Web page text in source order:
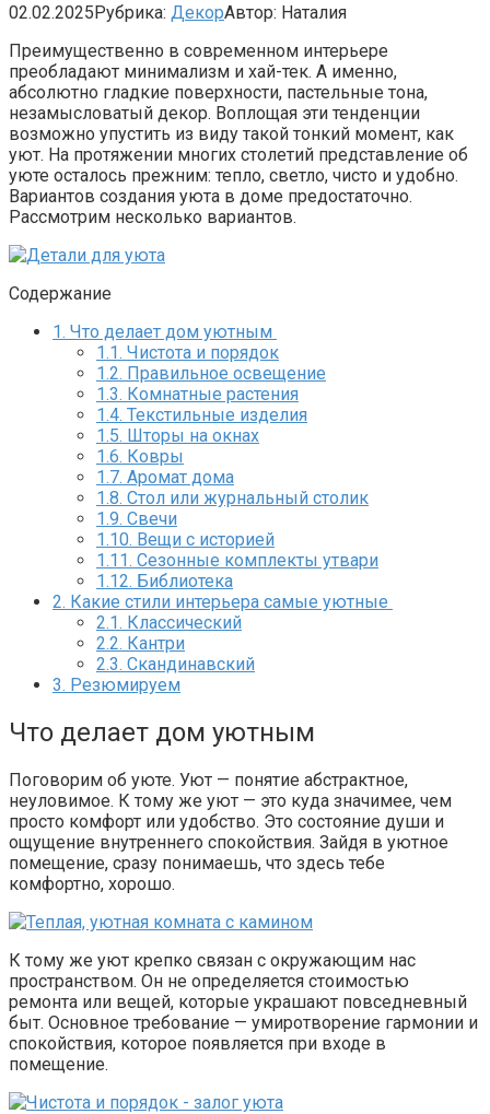
02.02.2025Рубрика: ДекорАвтор: Наталия
Преимущественно в современном интерьере
преобладают минимализм и хай-тек. А именно,
абсолютно гладкие поверхности, пастельные тона,
незамысловатый декор. Воплощая эти тенденции
возможно упустить из виду такой тонкий момент, как
уют. На протяжении многих столетий представление об
уюте осталось прежним: тепло, светло, чисто и удобно.
Вариантов создания уюта в доме предостаточно.
Рассмотрим несколько вариантов.
Содержание
1. Что делает дом уютным
1.1. Чистота и порядок
1.2. Правильное освещение
1.3. Комнатные растения
1.4. Текстильные изделия
1.5. Шторы на окнах
1.6. Ковры
1.7. Аромат дома
1.8. Стол или журнальный столик
1.9. Свечи
1.10. Вещи с историей
1.11. Сезонные комплекты утвари
1.12. Библиотека
2. Какие стили интерьера самые уютные
2.1. Классический
2.2. Кантри
2.3. Скандинавский
3. Резюмируем
Что делает дом уютным
Поговорим об уюте. Уют — понятие абстрактное,
неуловимое. К тому же уют — это куда значимее, чем
просто комфорт или удобство. Это состояние души и
ощущение внутреннего спокойствия. Зайдя в уютное
помещение, сразу понимаешь, что здесь тебе
комфортно, хорошо.
К тому же уют крепко связан с окружающим нас
пространством. Он не определяется стоимостью
ремонта или вещей, которые украшают повседневный
быт. Основное требование — умиротворение гармонии и
спокойствия, которое появляется при входе в
помещение.